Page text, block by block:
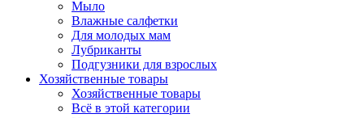
Мыло
Влажные салфетки
Для молодых мам
Лубриканты
Подгузники для взрослых
Хозяйственные товары
Хозяйственные товары
Всё в этой категории